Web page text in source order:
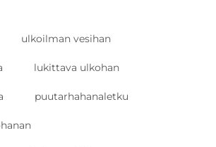
ulkoilman vesihan
lukittava ulkohan
puutarhahanaletku